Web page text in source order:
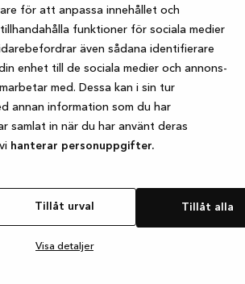
för att anpassa innehållet och
funktioner för sociala medier
även sådana identifierare
enhet till de sociala medier och annons-
med. Dessa kan i sin tur
annan information som du har
samlat in när du har använt deras
hanterar personuppgifter.
Tillåt urval Tillåt alla
Visa detaljer
while loadingwww.kvik.se (see the